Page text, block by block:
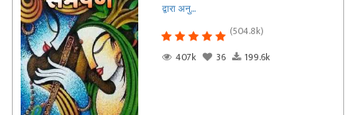
द्वारा अनु...
(504.8k)
407k
36 199.6k